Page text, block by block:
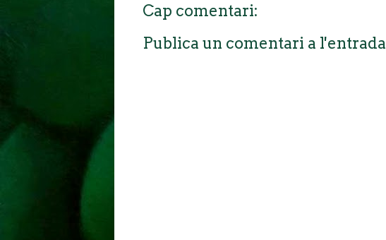
Cap comentari:
Publica un comentari a l'entrada